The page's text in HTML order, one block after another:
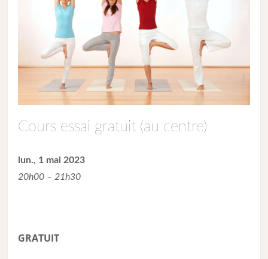
Cours essai gratuit (au centre)
lun., 1 mai 2023
20h00 – 21h30
GRATUIT